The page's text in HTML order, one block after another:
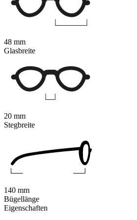
Eigenschaften
48 mm
Glasbreite
20 mm
Stegbreite
140 mm
Bügellänge